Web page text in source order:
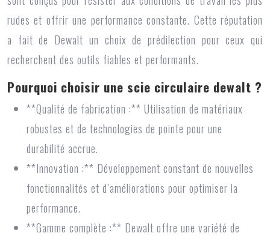
rudes et offrir une performance constante. Cette réputation
a fait de Dewalt un choix de prédilection pour ceux qui
recherchent des outils fiables et performants.
Pourquoi choisir une scie circulaire dewalt ?
**Qualité de fabrication :** Utilisation de matériaux
robustes et de technologies de pointe pour une
durabilité accrue.
**Innovation :** Développement constant de nouvelles
fonctionnalités et d’améliorations pour optimiser la
performance.
**Gamme complète :** Dewalt offre une variété de